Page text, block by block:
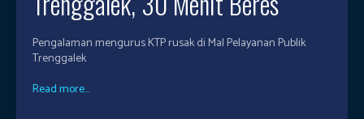
Pengalaman mengurus KTP rusak di Mal Pelayanan Publik
Trenggalek
Read more...